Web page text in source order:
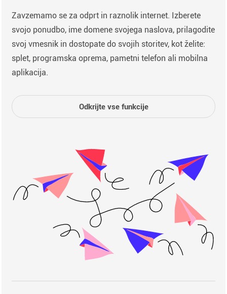
Zavzemamo se za odprt in raznolik internet. Izberete
svojo ponudbo, ime domene svojega naslova, prilagodite
svoj vmesnik in dostopate do svojih storitev, kot želite:
splet, programska oprema, pametni telefon ali mobilna
aplikacija.
Odkrijte vse funkcije